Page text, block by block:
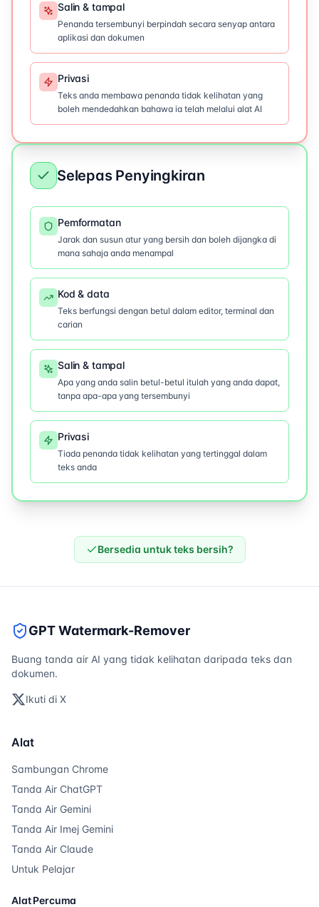
Salin & tampal
Penanda tersembunyi berpindah secara senyap antara
aplikasi dan dokumen
Privasi
Teks anda membawa penanda tidak kelihatan yang
boleh mendedahkan bahawa ia telah melalui alat AI
Selepas Penyingkiran
Pemformatan
Jarak dan susun atur yang bersih dan boleh dijangka di
mana sahaja anda menampal
Kod & data
Teks berfungsi dengan betul dalam editor, terminal dan
carian
Salin & tampal
Apa yang anda salin betul-betul itulah yang anda dapat,
tanpa apa-apa yang tersembunyi
Privasi
Tiada penanda tidak kelihatan yang tertinggal dalam
teks anda
Bersedia untuk teks bersih?
GPT Watermark-Remover
Buang tanda air AI yang tidak kelihatan daripada teks dan
dokumen.
Ikuti di X
Alat
Sambungan Chrome
Tanda Air ChatGPT
Tanda Air Gemini
Tanda Air Imej Gemini
Tanda Air Claude
Untuk Pelajar
Alat Percuma